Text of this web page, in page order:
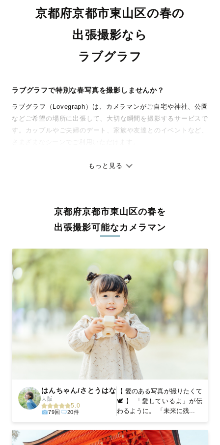
京都府京都市東山区の春の
出張撮影なら
ラブグラフ
ラブグラフで特別な春写真を撮影しませんか？
ラブグラフ（Lovegraph）は、カメラマンがご自宅や神社、公園
などご希望の場所に出張して、大切な瞬間を撮影するサービスで
す。カップルやご夫婦のデート、家族や友達とのイベントなど、
ありのままの空気感を大切に、何十年経っても見返したくなるよ
料金は全国どこでも一律。わかりやすく安心の価格設定です。オ
リジナルの研修と厳正な審査に合格し、撮影技術やホスピタリテ
ィを身につけたプロのカメラマンが全国47都道府県に在籍してい
験をお届けします。
丁寧なレタッチで思い出を美しく仕上げます
撮影後は、独自の編集技術で写真の明るさや色合いを丁寧に調
整。自然な雰囲気を残しつつも、おしゃれで洗練された仕上がり
に。きっと「こんな写真を撮ってほしかった！」と思える一枚に
出会えます。まずは、ラブグラフの撮影事例をご覧ください。
もっと見る
京都府京都市東山区の春を
出張撮影可能なカメラマン
はんちゃん/さとうはな
大阪
5.0
79回 20件
【 愛のある写真が撮りたくて
🕊 】 「愛しているよ」が伝
わるように。 「未来に残...